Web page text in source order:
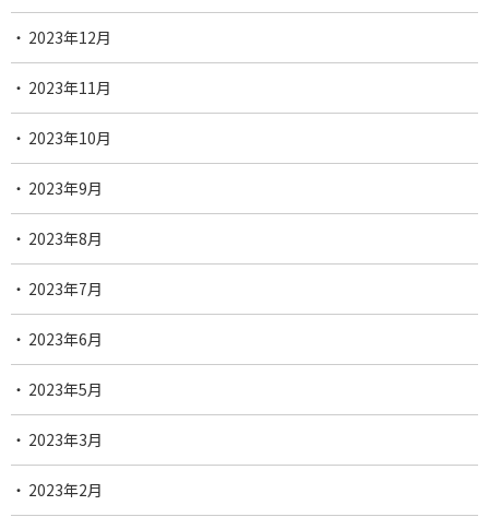
2023年12月
2023年11月
2023年10月
2023年9月
2023年8月
2023年7月
2023年6月
2023年5月
2023年3月
2023年2月